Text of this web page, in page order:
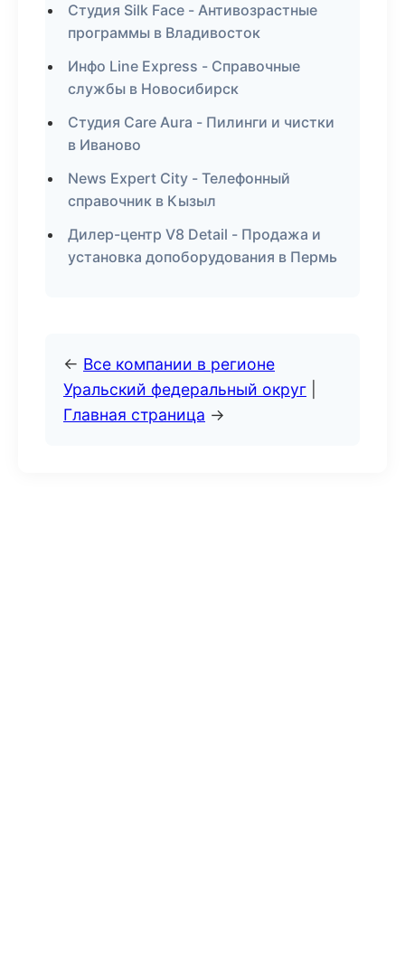
Студия Silk Face - Антивозрастные
программы в Владивосток
Инфо Line Express - Справочные
службы в Новосибирск
Студия Care Aura - Пилинги и чистки
в Иваново
News Expert City - Телефонный
справочник в Кызыл
Дилер-центр V8 Detail - Продажа и
установка допоборудования в Пермь
← Все компании в регионе
Уральский федеральный округ
Главная страница →